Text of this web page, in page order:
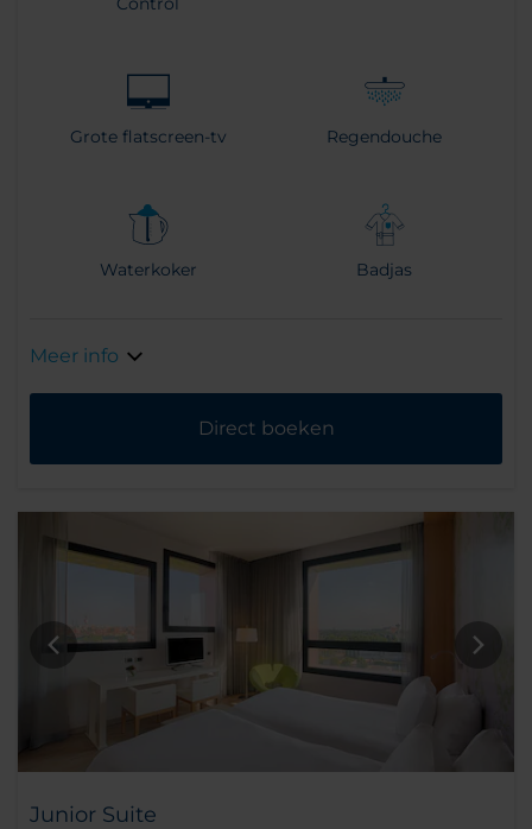
Grote flatscreen-tv Regendouche
Waterkoker Badjas
Meer info
Direct boeken
Junior Suite